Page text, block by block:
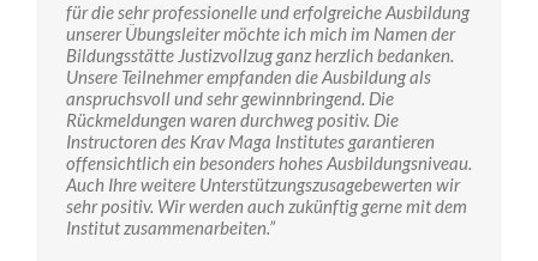
für die sehr professionelle und erfolgreiche Ausbildung
unserer Übungsleiter möchte ich mich im Namen der
Bildungsstätte Justizvollzug ganz herzlich bedanken.
Unsere Teilnehmer empfanden die Ausbildung als
anspruchsvoll und sehr gewinnbringend. Die
Rückmeldungen waren durchweg positiv. Die
Instructoren des Krav Maga Institutes garantieren
offensichtlich ein besonders hohes Ausbildungsniveau.
Auch Ihre weitere Unterstützungszusagebewerten wir
sehr positiv. Wir werden auch zukünftig gerne mit dem
Institut zusammenarbeiten.”